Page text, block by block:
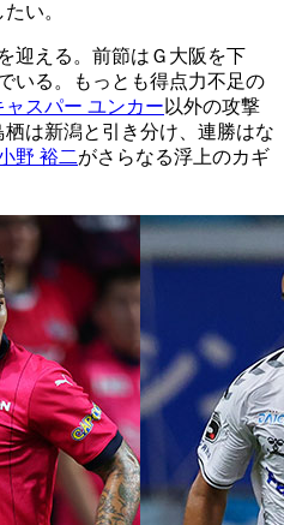
い。
迎える。前節はＧ大阪を下
いる。もっとも得点力不足の
ャスパー ユンカー 以外の攻撃
は新潟と引き分け、連勝はな
野 裕二がさらなる浮上のカギ